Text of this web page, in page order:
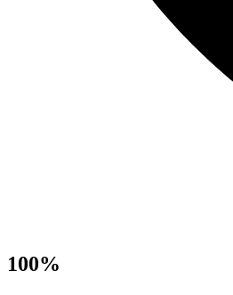
100%